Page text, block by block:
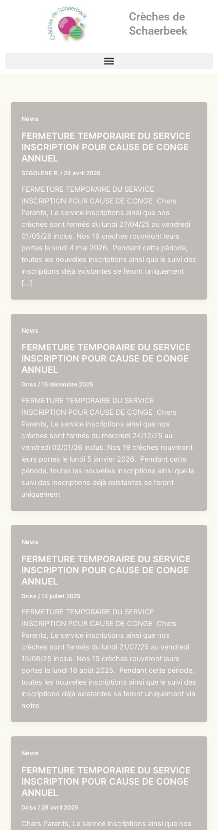
Crèches de
Schaerbeek
News
FERMETURE TEMPORAIRE DU SERVICE
INSCRIPTION POUR CAUSE DE CONGE
ANNUEL
SEGOLENE R. / 24 avril 2026
FERMETURE TEMPORAIRE DU SERVICE
INSCRIPTION POUR CAUSE DE CONGE Chers
Parents, Le service inscriptions ainsi que nos
crèches sont fermés du lundi 27/04/25 au vendredi
01/05/26 inclus. Nos 19 crèches rouvriront leurs
portes le lundi 4 mai 2026. Pendant cette période,
toutes les nouvelles inscriptions ainsi que le suivi des
inscriptions déjà existantes se feront uniquement
[…]
News
FERMETURE TEMPORAIRE DU SERVICE
INSCRIPTION POUR CAUSE DE CONGE
ANNUEL
Driss /15 décembre 2025
FERMETURE TEMPORAIRE DU SERVICE
INSCRIPTION POUR CAUSE DE CONGE Chers
Parents, Le service inscriptions ainsi que nos
crèches sont fermés du mercredi 24/12/25 au
vendredi 02/01/26 inclus. Nos 19 crèches rouvriront
leurs portes le lundi 5 janvier 2026. Pendant cette
période, toutes les nouvelles inscriptions ainsi que le
suivi des inscriptions déjà existantes se feront
uniquement
News
FERMETURE TEMPORAIRE DU SERVICE
INSCRIPTION POUR CAUSE DE CONGE
ANNUEL
Driss /14 juillet 2025
FERMETURE TEMPORAIRE DU SERVICE
INSCRIPTION POUR CAUSE DE CONGE Chers
Parents, Le service inscriptions ainsi que nos
crèches sont fermés du lundi 21/07/25 au vendredi
15/08/25 inclus. Nos 19 crèches rouvriront leurs
portes le lundi 18 août 2025. Pendant cette période,
toutes les nouvelles inscriptions ainsi que le suivi des
inscriptions déjà existantes se feront uniquement via
notre
News
FERMETURE TEMPORAIRE DU SERVICE
INSCRIPTION POUR CAUSE DE CONGE
ANNUEL
Driss / 29 avril 2025
Chers Parents, Le service inscriptions ainsi que nos